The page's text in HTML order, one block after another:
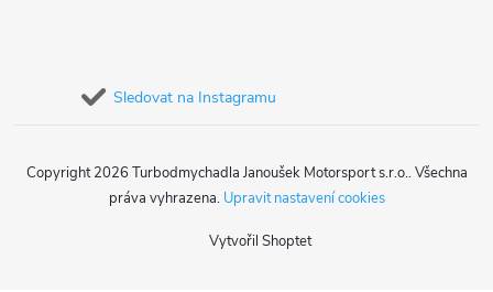
Sledovat na Instagramu
Vytvořil Shoptet
Copyright 2026 Turbodmychadla Janoušek Motorsport s.r.o.. Všechna
práva vyhrazena. Upravit nastavení cookies